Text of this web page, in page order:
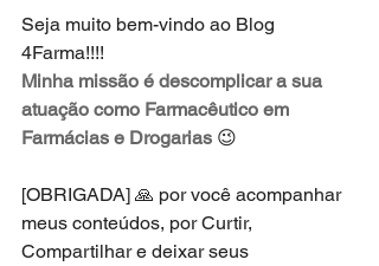
Seja muito bem-vindo ao Blog
4Farma!!!!
Minha missão é descomplicar a sua
atuação como Farmacêutico em
Farmácias e Drogarias 😉
[OBRIGADA] 🙏 por você acompanhar
meus conteúdos, por Curtir,
Compartilhar e deixar seus